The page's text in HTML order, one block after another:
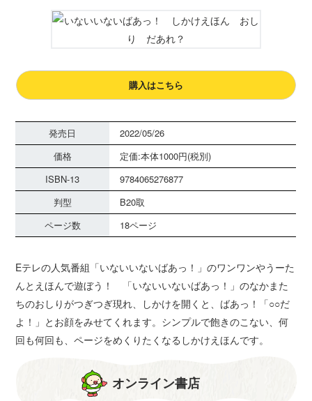
購入はこちら
発売日
2022/05/26
価格
定価:本体1000円(税別)
ISBN-13
9784065276877
判型
B20取
ページ数
18ページ
Eテレの人気番組「いないいないばあっ！」のワンワンやうーた
んとえほんで遊ぼう！ 「いないいないばあっ！」のなかまた
ちのおしりがつぎつぎ現れ、しかけを開くと、ばあっ！「○○だ
よ！」とお顔をみせてくれます。シンプルで飽きのこない、何
回も何回も、ページをめくりたくなるしかけえほんです。
オンライン書店